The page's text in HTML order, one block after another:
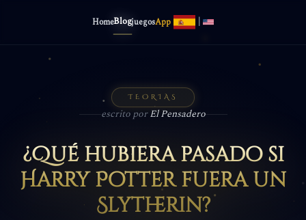
HomeBlogjuegosApp
TEORIAS
escrito porEl Pensadero
¿Qué hubiera pasado si
Harry Potter fuera un
Slytherin?